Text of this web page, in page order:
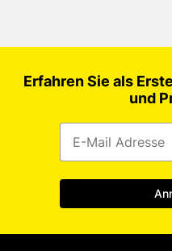
Erfahren Sie als
und